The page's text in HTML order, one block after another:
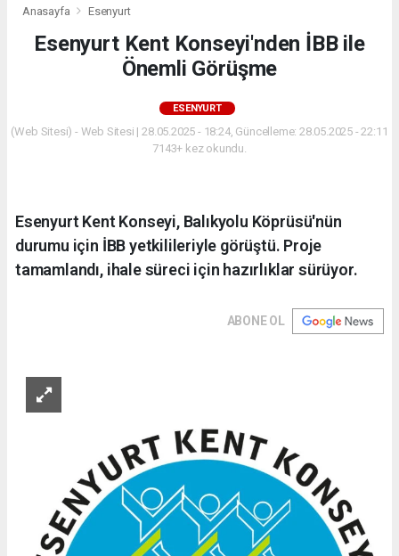
Anasayfa Esenyurt
Esenyurt Kent Konseyi'nden İBB ile
Önemli Görüşme
ESENYURT
(Web Sitesi) - Web Sitesi | 28.05.2025 - 18:24, Güncelleme: 28.05.2025 - 22:11
7143+ kez okundu.
Esenyurt Kent Konseyi, Balıkyolu Köprüsü'nün
durumu için İBB yetkilileriyle görüştü. Proje
tamamlandı, ihale süreci için hazırlıklar sürüyor.
ABONE OL